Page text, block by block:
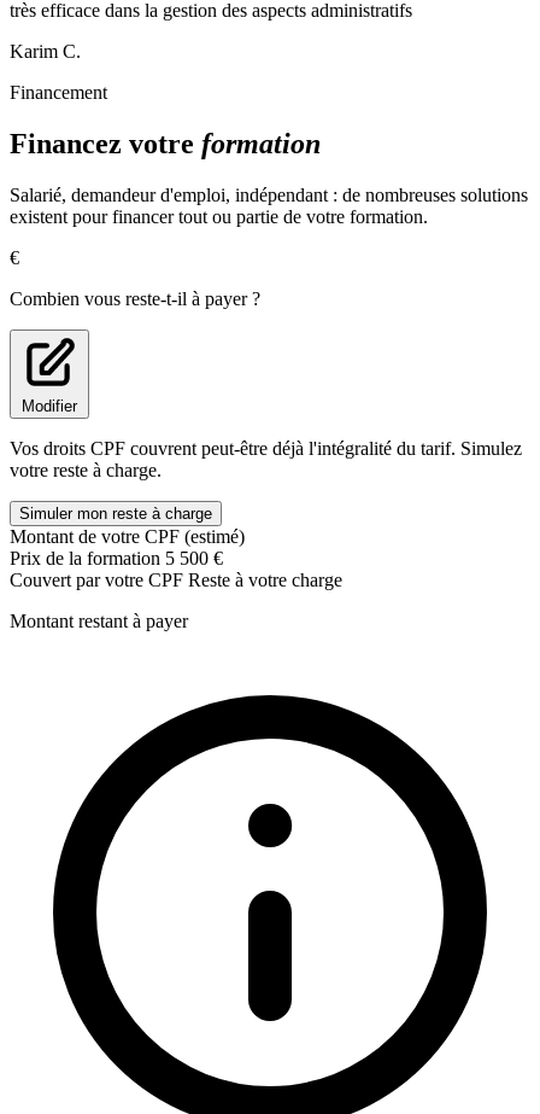
très efficace dans la gestion des aspects administratifs
Karim C.
Financement
Financez votre formation
Salarié, demandeur d'emploi, indépendant : de nombreuses solutions
existent pour financer tout ou partie de votre formation.
€
Combien vous reste-t-il à payer ?
Modifier
Vos droits CPF couvrent peut-être déjà l'intégralité du tarif. Simulez
votre reste à charge.
Simuler mon reste à charge
Montant de votre CPF (estimé)
Prix de la formation 5 500 €
Couvert par votre CPF Reste à votre charge
Montant restant à payer